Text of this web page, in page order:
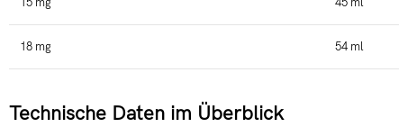
18 mg 54 ml
Technische Daten im Überblick